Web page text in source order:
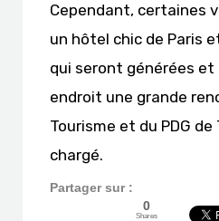
Cependant, certaines
un hôtel chic de Paris
qui seront générées
endroit une grande
Tourisme et du PDG
chargé.
Partager sur :
0
Shares